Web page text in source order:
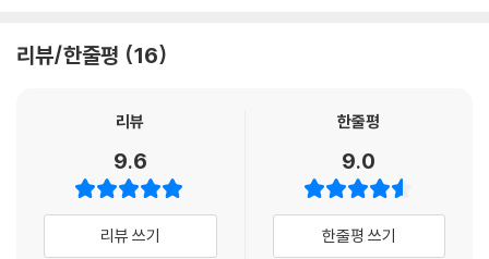
성경 본문의 묘사를 따르고 있다.
바로 그렇기 때문에 『어린이 성경』에 등장하는 주인공들은 완전히 팔레스
타인 셈족의 얼굴로 나타난다. 기존의 많은 어린이 성경이 예수를 비롯한
성경의 인물들을 서구인의 얼굴로 그렸던 것과는 대조적이다.
찾으신다는 기쁜 소식, 그리고 우리를 만나주신다는 기쁜 소식 말이에요.
우리와 함께 매시간, 매일, 세상이 끝날 때까지!
베르너 라우비, 안네게레트 푹스후버 (작가)
리뷰/한줄평 16
리뷰
9.6
리뷰 쓰기
한줄평
9.0
한줄평 쓰기